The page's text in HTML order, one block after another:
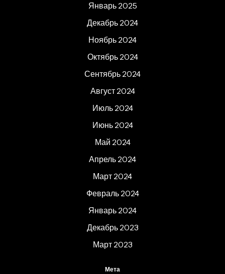
Январь 2025
Декабрь 2024
Ноябрь 2024
Октябрь 2024
Сентябрь 2024
Август 2024
Июль 2024
Июнь 2024
Май 2024
Апрель 2024
Март 2024
Февраль 2024
Январь 2024
Декабрь 2023
Март 2023
Мета